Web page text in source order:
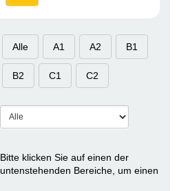
Alle A1 A2 B1
B2 C1 C2
Bitte klicken Sie auf einen der
untenstehenden Bereiche, um einen